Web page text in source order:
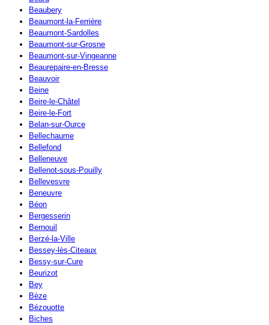
Beaubery
Beaumont-la-Ferrière
Beaumont-Sardolles
Beaumont-sur-Grosne
Beaumont-sur-Vingeanne
Beaurepaire-en-Bresse
Beauvoir
Beine
Beire-le-Châtel
Beire-le-Fort
Belan-sur-Ource
Bellechaume
Bellefond
Belleneuve
Bellenot-sous-Pouilly
Bellevesvre
Beneuvre
Béon
Bergesserin
Bernouil
Berzé-la-Ville
Bessey-lès-Citeaux
Bessy-sur-Cure
Beurizot
Bey
Bèze
Bézouotte
Biches